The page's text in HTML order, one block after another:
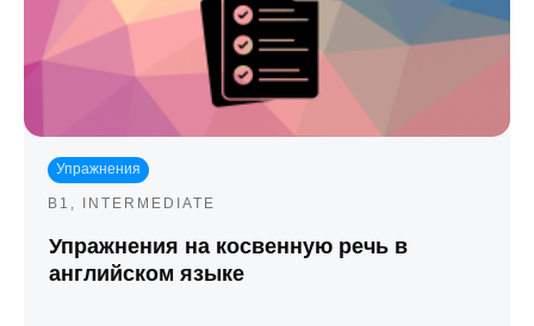
Упражнения
B1 , INTERMEDIATE
Упражнения на косвенную речь в
английском языке